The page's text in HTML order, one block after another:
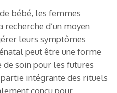
bébé, les femmes
recherche d’un moyen
leurs symptômes
peut être une forme
soin pour les futures
intégrante des rituels
conçu pour